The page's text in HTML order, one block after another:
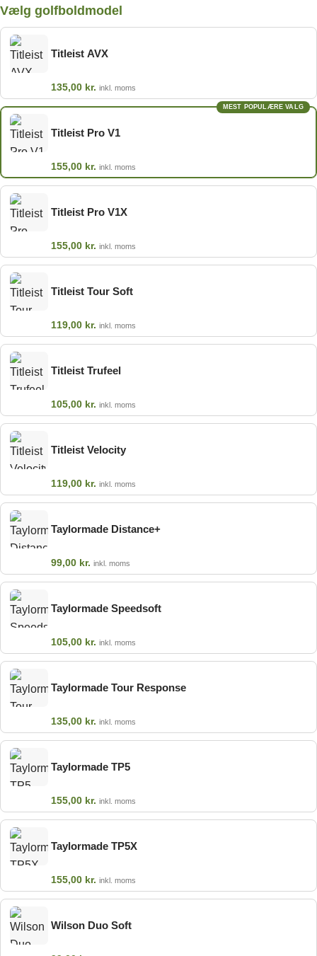
Vælg golfboldmodel
Titleist AVX
135,00 kr. inkl. moms
Titleist Pro V1
155,00 kr. inkl. moms
MEST POPULÆRE VALG
Titleist Pro V1X
155,00 kr. inkl. moms
Titleist Tour Soft
119,00 kr. inkl. moms
Titleist Trufeel
105,00 kr. inkl. moms
Titleist Velocity
119,00 kr. inkl. moms
Taylormade Distance+
99,00 kr. inkl. moms
Taylormade Speedsoft
105,00 kr. inkl. moms
Taylormade Tour Response
135,00 kr. inkl. moms
Taylormade TP5
155,00 kr. inkl. moms
Taylormade TP5X
155,00 kr. inkl. moms
Wilson Duo Soft